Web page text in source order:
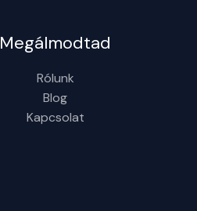
Megálmodtad
Rólunk
Blog
Kapcsolat